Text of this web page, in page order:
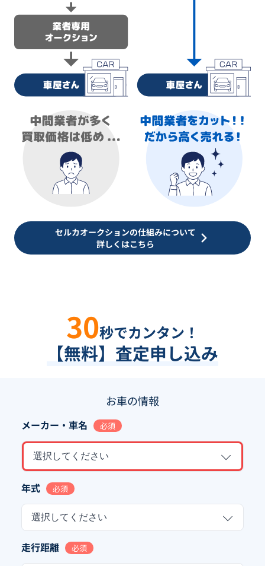
セルカオークションの仕組みについて
詳しくはこちら
30秒でカンタン！
【無料】査定申し込み
お車の情報
メーカー・車名 必須
選択してください
年式 必須
選択してください
走行距離 必須